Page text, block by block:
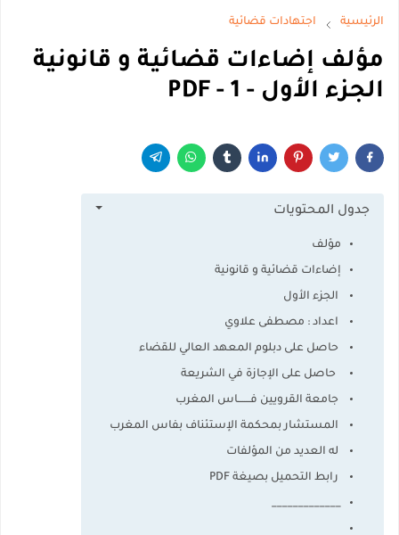
الرئيسية اجتهادات قضائية
مؤلف إضاءات قضائية و قانونية
الجزء الأول - 1 - PDF
جدول المحتويات
مؤلف
إضاءات قضائية و قانونية
الجزء الأول
اعداد : مصطفى علاوي
حاصل على دبلوم المعهد العالي للقضاء
حاصل على الإجازة في الشريعة
جامعة القرويين فـــــــاس المغرب
المستشار بمحكمة الإستئناف بفاس المغرب
له العديد من المؤلفات
رابط التحميل بصيغة PDF
_____________